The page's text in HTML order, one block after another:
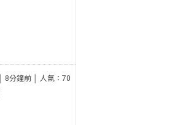
│ 8分鐘前 │ 人氣：70